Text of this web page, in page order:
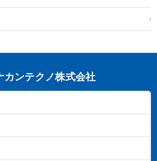
カンテクノ株式会社